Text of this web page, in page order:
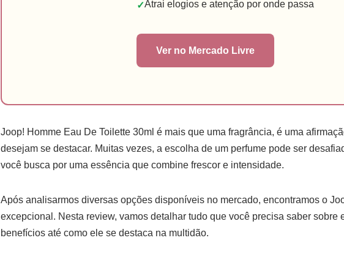
✓Atrai elogios e atenção por onde passa
Ver no Mercado Livre
Joop! Homme Eau De Toilette 30ml é mais que uma fragrância, é uma
desejam se destacar. Muitas vezes, a escolha de um perfume pode ser
você busca por uma essência que combine frescor e intensidade.
Após analisarmos diversas opções disponíveis no mercado, encontramos o
excepcional. Nesta review, vamos detalhar tudo que você precisa saber sobre
benefícios até como ele se destaca na multidão.